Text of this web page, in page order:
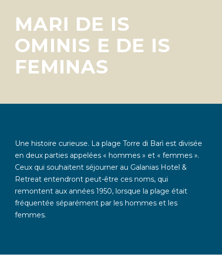
MARI DE IS
OMINIS E DE IS
FEMINAS
Une histoire curieuse. La plage Torre di Barì est divisée
en deux parties appelées « hommes » et « femmes ».
Ceux qui souhaitent séjourner au Galanias Hotel &
Retreat entendront peut-être ces noms, qui
remontent aux années 1950, lorsque la plage était
fréquentée séparément par les hommes et les
femmes.